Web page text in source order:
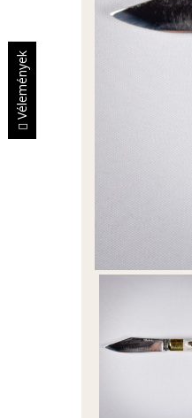
Vélemények